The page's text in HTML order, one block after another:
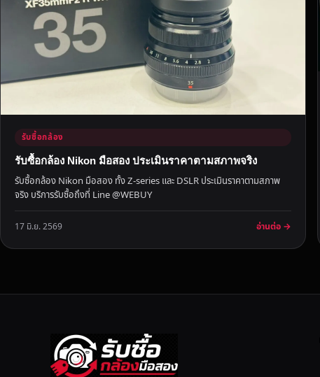
ร
ไ
ค่
า
ธ
ร
ม
ย
รับซื้อกล้อง
รับซื้อกล้อง Nikon มือสอง ประเมินราคาตามสภาพจริง
รับซื้อกล้อง Nikon มือสอง ทั้ง Z-series และ DSLR ประเมินราคาตามสภาพ
จริง บริการรับซื้อถึงที่ Line @WEBUY
17 มิ.ย. 2569 อ่านต่อ →